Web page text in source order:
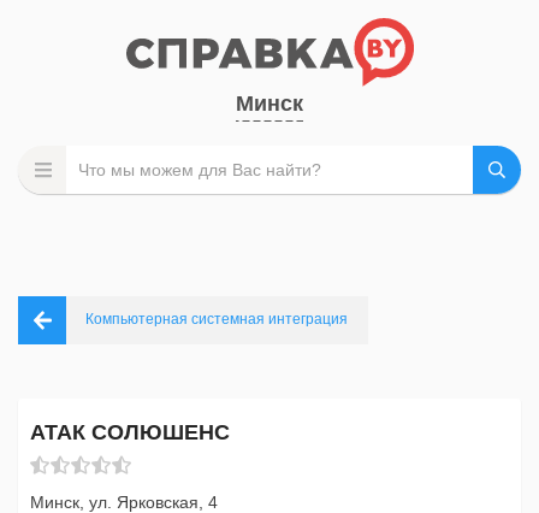
Минск
Компьютерная системная интеграция
АТАК СОЛЮШЕНС
Минск, ул. Ярковская, 4